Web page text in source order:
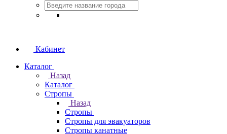
Кабинет
Каталог
Назад
Каталог
Стропы
Назад
Стропы
Стропы для эвакуаторов
Стропы канатные